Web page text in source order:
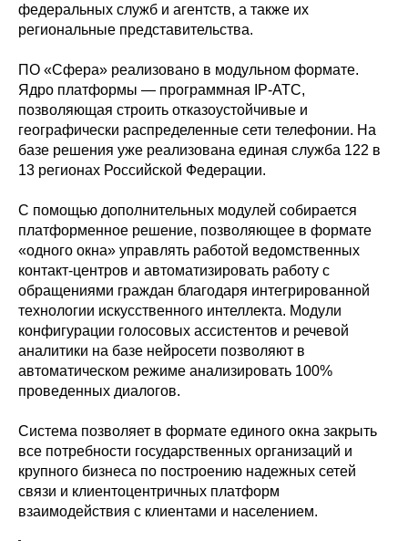
федеральных служб и агентств, а также их
региональные представительства.
ПО «Сфера» реализовано в модульном формате.
Ядро платформы — программная IP-АТС,
позволяющая строить отказоустойчивые и
географически распределенные сети телефонии. На
базе решения уже реализована единая служба 122 в
13 регионах Российской Федерации.
С помощью дополнительных модулей собирается
платформенное решение, позволяющее в формате
«одного окна» управлять работой ведомственных
контакт-центров и автоматизировать работу с
обращениями граждан благодаря интегрированной
технологии искусственного интеллекта. Модули
конфигурации голосовых ассистентов и речевой
аналитики на базе нейросети позволяют в
автоматическом режиме анализировать 100%
проведенных диалогов.
Система позволяет в формате единого окна закрыть
все потребности государственных организаций и
крупного бизнеса по построению надежных сетей
связи и клиентоцентричных платформ
взаимодействия с клиентами и населением.